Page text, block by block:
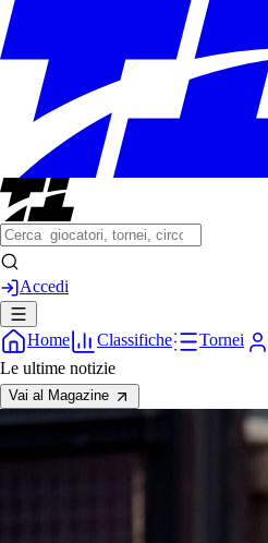
Accedi
Home Classifiche Tornei
Le ultime notizie
Vai al Magazine